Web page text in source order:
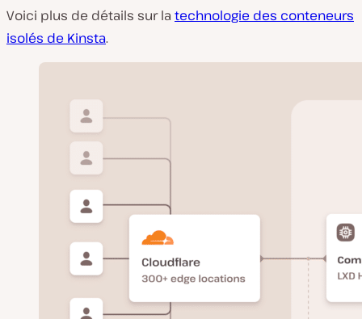
Voici plus de détails sur la technologie des conteneurs
isolés de Kinsta.